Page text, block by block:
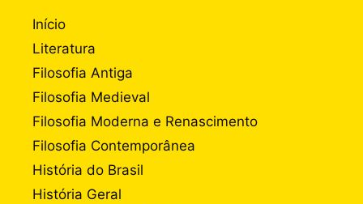
Início
Literatura
Filosofia Antiga
Filosofia Medieval
Filosofia Moderna e Renascimento
Filosofia Contemporânea
História do Brasil
História Geral